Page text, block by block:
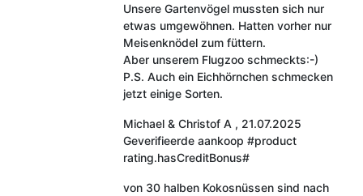
Unsere Gartenvögel mussten sich nur
etwas umgewöhnen. Hatten vorher nur
Meisenknödel zum füttern.
Aber unserem Flugzoo schmeckts:-)
P.S. Auch ein Eichhörnchen schmecken
jetzt einige Sorten.
Michael & Christof A , 21.07.2025
Geverifieerde aankoop #product
rating.hasCreditBonus#
von 30 halben Kokosnüssen sind nach